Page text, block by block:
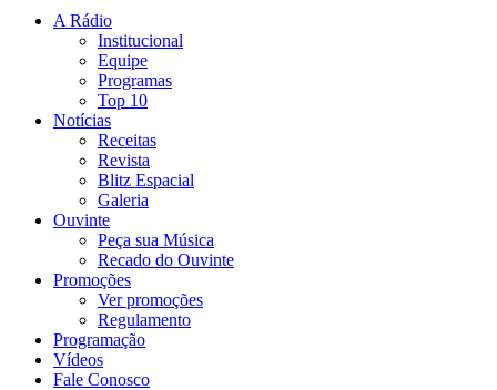
A Rádio
Institucional
Equipe
Programas
Top 10
Notícias
Receitas
Revista
Blitz Espacial
Galeria
Ouvinte
Peça sua Música
Recado do Ouvinte
Promoções
Ver promoções
Regulamento
Programação
Vídeos
Fale Conosco